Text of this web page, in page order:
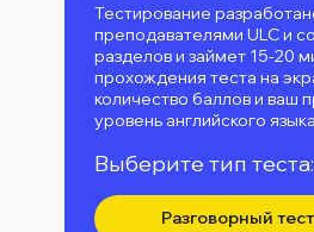
Тестирование
преподавателями ULC и
разделов и займет 15-20
прохождения теста на
количество баллов и ваш
уровень английского
Разговорный тест
Выберите тип теста: